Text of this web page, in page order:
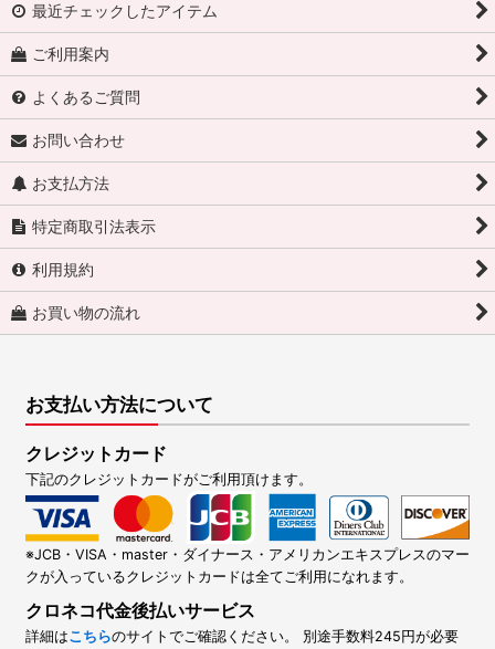
最近チェックしたアイテム
ご利用案内
よくあるご質問
お問い合わせ
お支払方法
特定商取引法表示
利用規約
お買い物の流れ
お支払い方法について
クレジットカード
下記のクレジットカードがご利用頂けます。
※JCB・VISA・master・ダイナース・アメリカンエキスプレスのマー
クが入っているクレジットカードは全てご利用になれます。
クロネコ代金後払いサービス
詳細はこちらのサイトでご確認ください。 別途手数料245円が必要